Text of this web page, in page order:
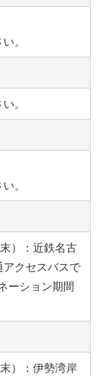
。
。
。
）：近鉄名古
クセスバスで
ション期間
）：伊勢湾岸